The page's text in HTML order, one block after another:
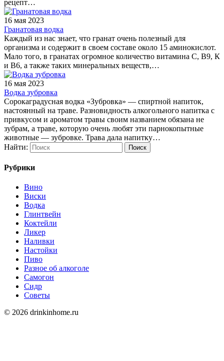
рецепт…
16 мая 2023
Гранатовая водка
Каждый из нас знает, что гранат очень полезный для
организма и содержит в своем составе около 15 аминокислот.
Мало того, в гранатах огромное количество витамина С, В9, К
и В6, а также таких минеральных веществ,…
16 мая 2023
Водка зубровка
Сорокаградусная водка «Зубровка» — спиртной напиток,
настоянный на траве. Разновидность алкогольного напитка с
привкусом и ароматом травы своим названием обязана не
зубрам, а траве, которую очень любят эти парнокопытные
животные — зубровке. Трава дала напитку…
Найти:
Рубрики
Вино
Виски
Водка
Глинтвейн
Коктейли
Ликер
Наливки
Настойки
Пиво
Разное об алкоголе
Самогон
Сидр
Советы
© 2026 drinkinhome.ru